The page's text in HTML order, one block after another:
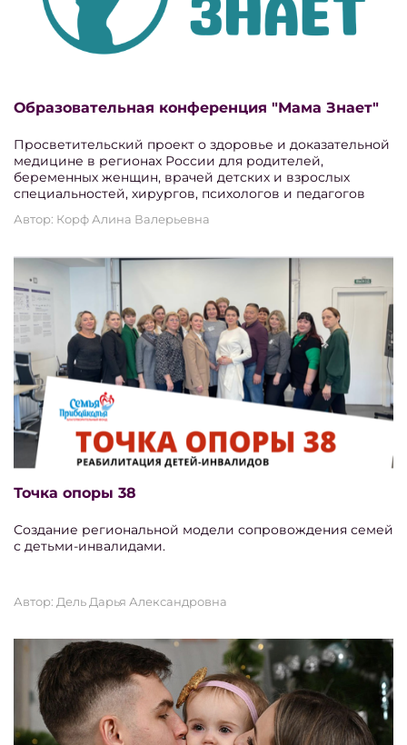
Образовательная конференция "Мама Знает"
Просветительский проект о здоровье и доказательной
медицине в регионах России для родителей,
беременных женщин, врачей детских и взрослых
специальностей, хирургов, психологов и педагогов
Автор: Корф Алина Валерьевна
Точка опоры 38
Создание региональной модели сопровождения семей
с детьми-инвалидами.
Автор: Дель Дарья Александровна